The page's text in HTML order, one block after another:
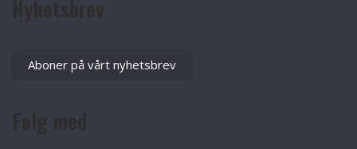
Aboner på vårt nyhetsbrev